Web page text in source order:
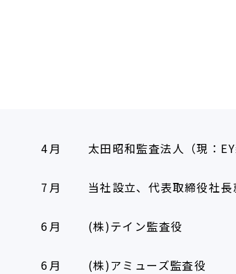
4月 太田昭和監査法人（現：
7月 当社設立、代表取締役社長
6月 (株)テイン監査役
6月 (株)アミューズ監査役